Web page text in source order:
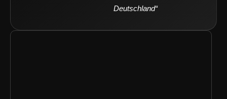
Deutschland“